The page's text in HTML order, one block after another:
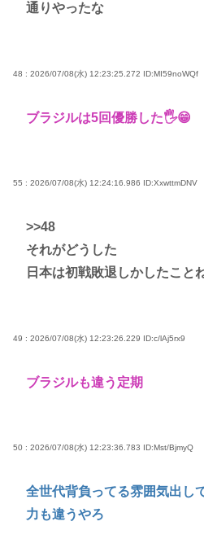
通りやったな
48 : 2026/07/08(水) 12:23:25.272 ID:MI59noWQf
ブラジルは5回優勝した🖐😁
55 : 2026/07/08(水) 12:24:16.986 ID:XxwttmDNV
>>48
それがどうした
日本は初戦敗退しかしたこと
49 : 2026/07/08(水) 12:23:26.229 ID:c/lAj5rx9
ブラジルも違う定期
50 : 2026/07/08(水) 12:23:36.783 ID:Mst/BjmyQ
全世代背負ってる雰囲気出し
力も違うやろ